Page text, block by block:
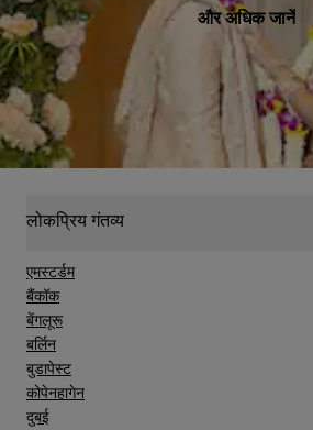
और अधिक जानें
लोकप्रिय गंतव्य
एमस्टर्डम
बैंकॉक
बेंगलूरू
बर्लिन
बुडापेस्ट
कोपेनहागेन
दुबई